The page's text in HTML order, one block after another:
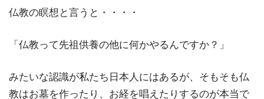
仏教の瞑想と言うと・・・・
「仏教って先祖供養の他に何かやるんですか？」
みたいな認識が私たち日本人にはあるが、そもそも仏
教はお墓を作ったり、お経を唱えたりするのが本当で